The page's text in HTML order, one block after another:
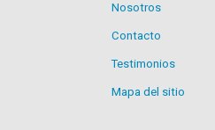
Nosotros
Contacto
Testimonios
Mapa del sitio